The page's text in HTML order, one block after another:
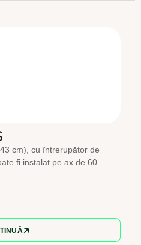
cm), cu întrerupător de
fi instalat pe ax de 60.